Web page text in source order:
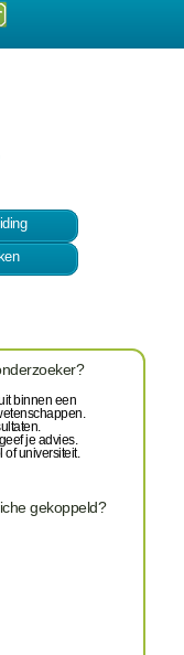
binnen een
je advies.
of universiteit.
gekoppeld?